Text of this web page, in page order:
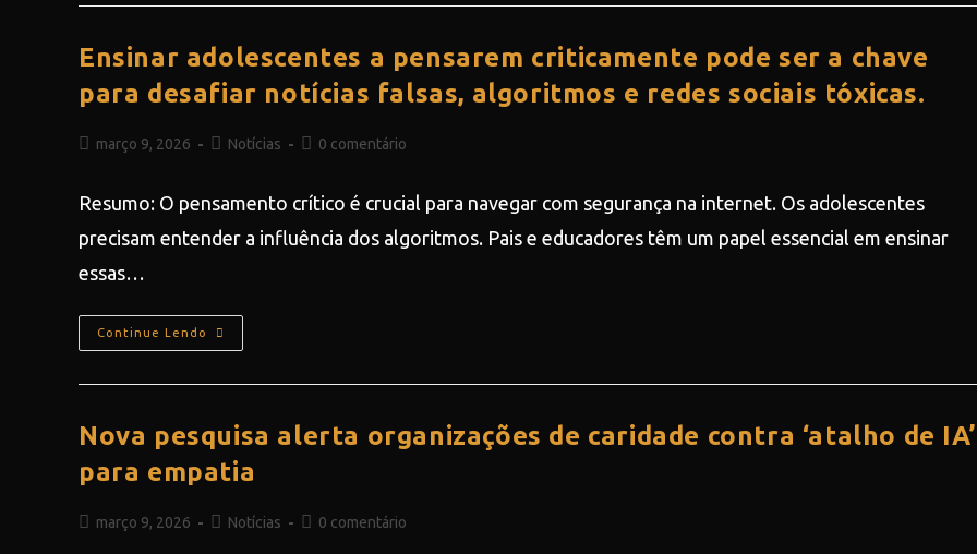
Ensinar adolescentes a pensarem criticamente pode ser a chave
para desafiar notícias falsas, algoritmos e redes sociais tóxicas.
março 9, 2026 Notícias 0 comentário
Resumo: O pensamento crítico é crucial para navegar com segurança na internet. Os adolescentes
precisam entender a influência dos algoritmos. Pais e educadores têm um papel essencial em ensinar
essas…
Continue Lendo
Nova pesquisa alerta organizações de caridade contra ‘atalho de IA’
para empatia
março 9, 2026 Notícias 0 comentário